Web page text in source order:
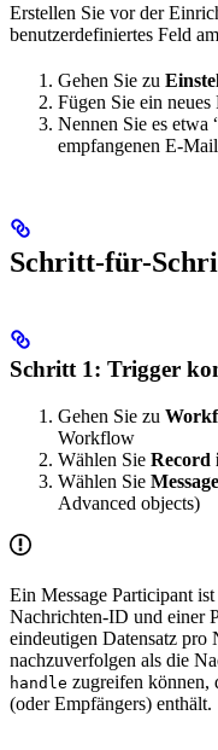
Erstellen Sie vor der
benutzerdefiniertes Feld
Gehen Sie zu
Fügen Sie ein
Nennen Sie es etwa
empfangenen E-
Schritt-für-
Schritt 1: Trigger
Gehen Sie zu
Workflow
Wählen Sie Record
Wählen Sie
Advanced objects)
Ein Message Participant
Nachrichten-ID und einer
eindeutigen Datensatz pro
nachzuverfolgen als die
handle zugreifen können,
(oder Empfängers) enthält.